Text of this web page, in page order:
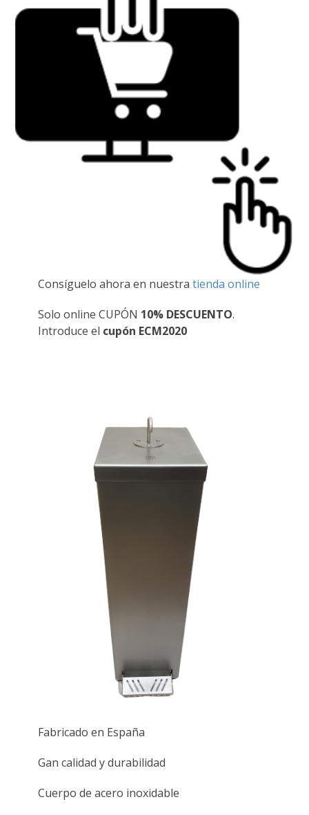
Consíguelo ahora en nuestra tienda online
Solo online CUPÓN 10% DESCUENTO.
Introduce el cupón ECM2020
Fabricado en España
Gan calidad y durabilidad
Cuerpo de acero inoxidable